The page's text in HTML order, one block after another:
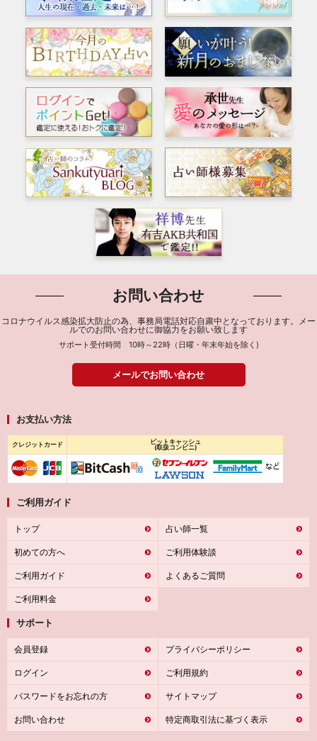
お問い合わせ
コロナウイルス感染拡大防止の為、事務局電話対応自粛中となっております。メー
ルでのお問い合わせに御協力をお願い致します
サポート受付時間 10時～22時（日曜・年末年始を除く)
メールでお問い合わせ
お支払い方法
クレジットカード
ビットキャッシュ
(取扱コンビニ)
ご利用ガイド
トップ
初めての方へ
ご利用ガイド
ご利用料金
占い師一覧
ご利用体験談
よくあるご質問
サポート
会員登録
ログイン
パスワードをお忘れの方
お問い合わせ
プライバシーポリシー
ご利用規約
サイトマップ
特定商取引法に基づく表示